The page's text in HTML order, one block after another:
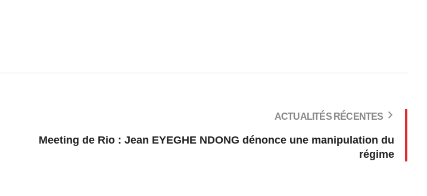
ACTUALITÉS RÉCENTES
Meeting de Rio : Jean EYEGHE NDONG dénonce une manipulation du
régime